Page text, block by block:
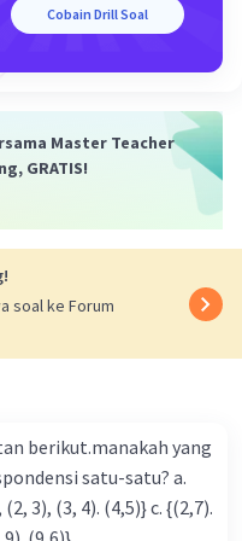
Cobain Drill Soal
Master Teacher
GRATIS!
soal ke Forum
berikut.manakah yang